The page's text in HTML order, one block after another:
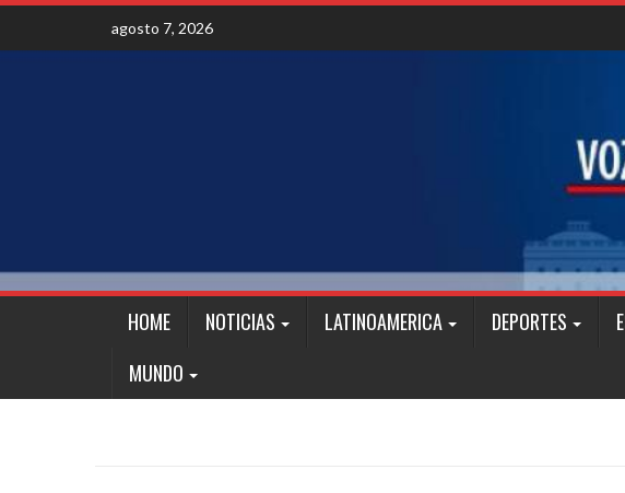
Skip
content
agosto 7, 2026
HOME NOTICIAS LATINOAMERICA DEPORTES
MUNDO